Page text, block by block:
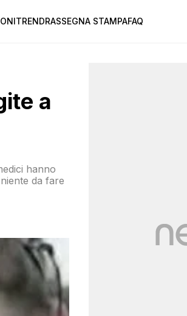
TRENDRASSEGNA STAMPAFAQ
a
hanno
da fare